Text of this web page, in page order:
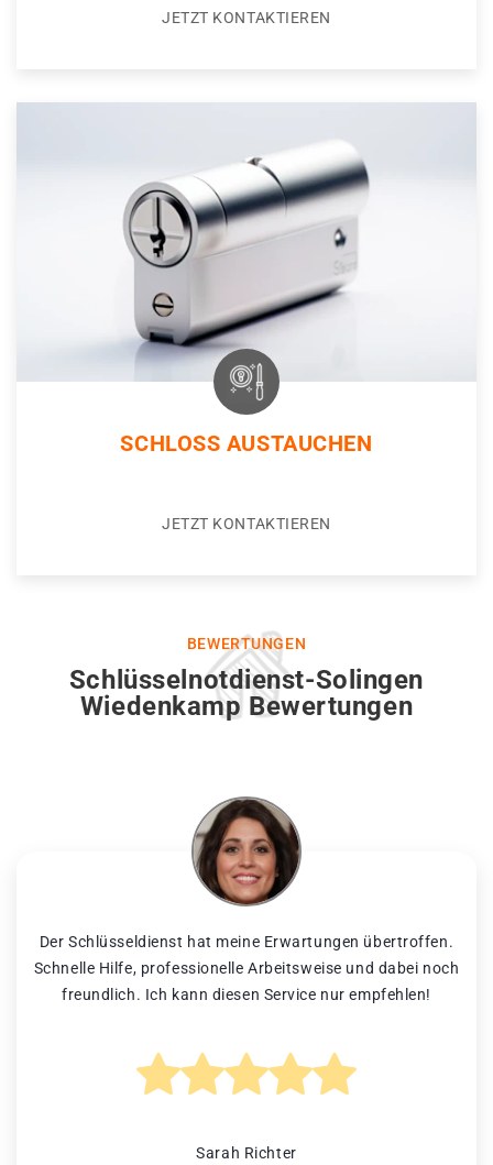
JETZT KONTAKTIEREN
SCHLOSS AUSTAUCHEN
JETZT KONTAKTIEREN
BEWERTUNGEN
Schlüsselnotdienst-Solingen
Wiedenkamp Bewertungen
Der Schlüsseldienst hat meine Erwartungen übertroffen.
Schnelle Hilfe, professionelle Arbeitsweise und dabei noch
freundlich. Ich kann diesen Service nur empfehlen!
Sarah Richter